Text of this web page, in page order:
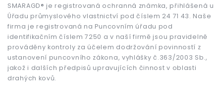
SMARAGD® je registrovaná ochranná známka, přihlášená u
Úřadu průmyslového vlastnictví pod číslem 24 71 43. Naše
firma je registrovaná na Puncovním úřadu pod
identifikačním číslem 7250 a v naší firmě jsou pravidelně
prováděny kontroly za účelem dodržování povinností z
ustanovení puncovního zákona, vyhlášky č.363/2003 Sb.,
jakož i dalších předpisů upravujících činnost v oblasti
drahých kovů.